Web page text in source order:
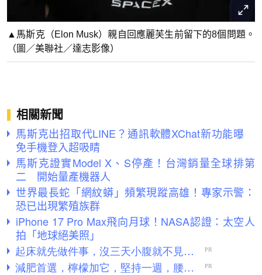
▲馬斯克（Elon Musk）親自回應麗芙生前留下的8個問題。
（圖／美聯社／達志影像）
相關新聞
馬斯克出招取代LINE？通訊軟體XChat新功能曝
免手機登入超吸睛
馬斯克證實Model X、S停產！台灣銷量全球排第
二 開始量產機器人
世界最長蛇「網紋蟒」頻繁現蹤高雄！專家示警：
恐已出現繁殖族群
iPhone 17 Pro Max飛向月球！NASA認證：太空人
拍「地球絕美照」